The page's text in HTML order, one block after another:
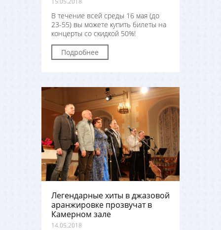
В течение всей среды 16 мая (до
23-55) вы можете купить билеты на
концерты со скидкой 50%!
Подробнее
Легендарные хиты в джазовой
аранжировке прозвучат в
Камерном зале
14.05.2018